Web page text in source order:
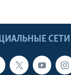
СЕТИ